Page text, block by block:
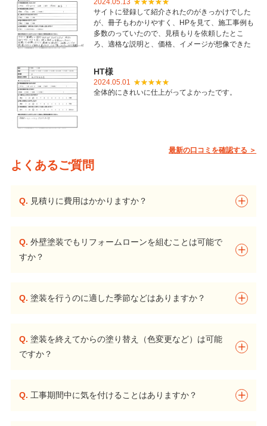
2024.05.13
サイトに登録して紹介されたのがきっかけでした
が、冊子もわかりやすく、HPを見て、施工事例も
多数のっていたので、見積もりを依頼したとこ
ろ、適格な説明と、価格、イメージが想像できた
いただき感謝しています。
HT様
2024.05.01
全体的にきれいに仕上がってよかったです。
最新の口コミを確認する ＞
よくあるご質問
Q. 見積りに費用はかかりますか？
Q. 外壁塗装でもリフォームローンを組むことは可能で
すか？
Q. 塗装を行うのに適した季節などはありますか？
Q. 塗装を終えてからの塗り替え（色変更など）は可能
ですか？
Q. 工事期間中に気を付けることはありますか？